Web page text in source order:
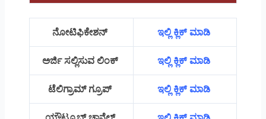
ನೋಟಿಫಿಕೇಶನ್ ಇಲ್ಲಿ ಕ್ಲಿಕ್ ಮಾಡಿ
ಅರ್ಜಿ ಸಲ್ಲಿಸುವ ಲಿಂಕ್ ಇಲ್ಲಿ ಕ್ಲಿಕ್ ಮಾಡಿ
ಟೆಲಿಗ್ರಾಮ್ ಗ್ರೂಪ್ ಇಲ್ಲಿ ಕ್ಲಿಕ್ ಮಾಡಿ